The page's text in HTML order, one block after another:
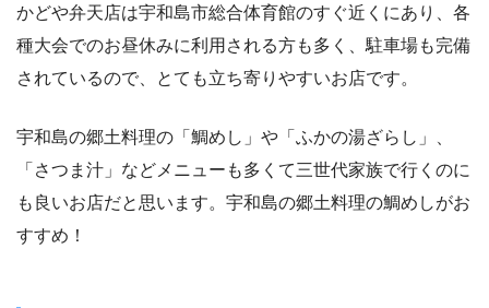
かどや弁天店は宇和島市総合体育館のすぐ近くにあり、各
種大会でのお昼休みに利用される方も多く、駐車場も完備
されているので、とても立ち寄りやすいお店です。
宇和島の郷土料理の「鯛めし」や「ふかの湯ざらし」、
「さつま汁」などメニューも多くて三世代家族で行くのに
も良いお店だと思います。宇和島の郷土料理の鯛めしがお
すすめ！